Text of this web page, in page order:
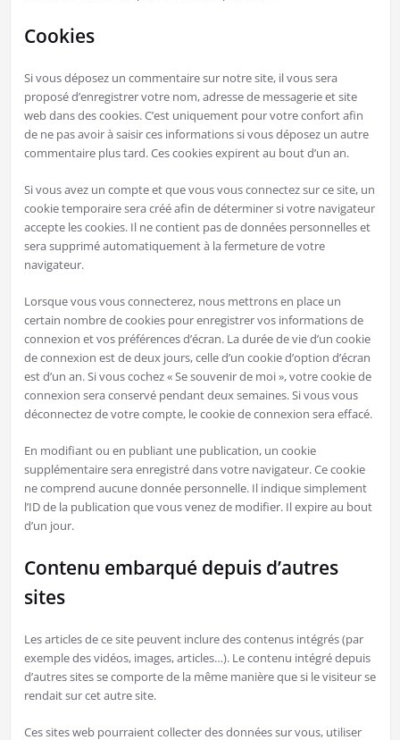
Cookies
Si vous déposez un commentaire sur notre site, il vous sera
proposé d’enregistrer votre nom, adresse de messagerie et site
web dans des cookies. C’est uniquement pour votre confort afin
de ne pas avoir à saisir ces informations si vous déposez un autre
commentaire plus tard. Ces cookies expirent au bout d’un an.
Si vous avez un compte et que vous vous connectez sur ce site, un
cookie temporaire sera créé afin de déterminer si votre navigateur
accepte les cookies. Il ne contient pas de données personnelles et
sera supprimé automatiquement à la fermeture de votre
navigateur.
Lorsque vous vous connecterez, nous mettrons en place un
certain nombre de cookies pour enregistrer vos informations de
connexion et vos préférences d’écran. La durée de vie d’un cookie
de connexion est de deux jours, celle d’un cookie d’option d’écran
est d’un an. Si vous cochez « Se souvenir de moi », votre cookie de
connexion sera conservé pendant deux semaines. Si vous vous
déconnectez de votre compte, le cookie de connexion sera effacé.
En modifiant ou en publiant une publication, un cookie
supplémentaire sera enregistré dans votre navigateur. Ce cookie
ne comprend aucune donnée personnelle. Il indique simplement
l’ID de la publication que vous venez de modifier. Il expire au bout
d’un jour.
Contenu embarqué depuis d’autres
sites
Les articles de ce site peuvent inclure des contenus intégrés (par
exemple des vidéos, images, articles…). Le contenu intégré depuis
d’autres sites se comporte de la même manière que si le visiteur se
rendait sur cet autre site.
Ces sites web pourraient collecter des données sur vous, utiliser